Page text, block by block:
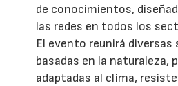
de conocimientos,
las redes en todos los
El evento reunirá diversas
basadas en la naturaleza,
adaptadas al clima,